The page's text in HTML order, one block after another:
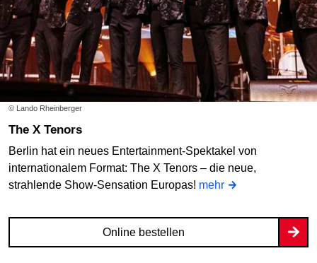
© Lando Rheinberger
The X Tenors
Berlin hat ein neues Entertainment-Spektakel von
internationalem Format: The X Tenors – die neue,
strahlende Show-Sensation Europas! mehr
Online bestellen